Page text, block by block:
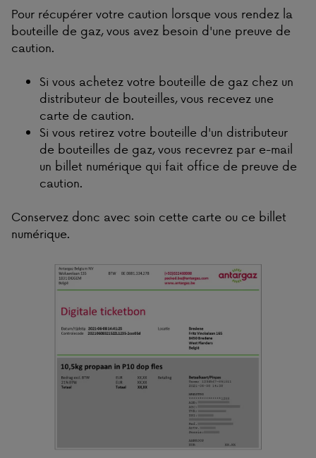
Pour récupérer votre caution lorsque vous rendez la
bouteille de gaz, vous avez besoin d'une preuve de
caution.
Si vous achetez votre bouteille de gaz chez un
distributeur de bouteilles, vous recevez une
carte de caution.
Si vous retirez votre bouteille d'un distributeur
de bouteilles de gaz, vous recevrez par e-mail
un billet numérique qui fait office de preuve de
caution.
Conservez donc avec soin cette carte ou ce billet
numérique.